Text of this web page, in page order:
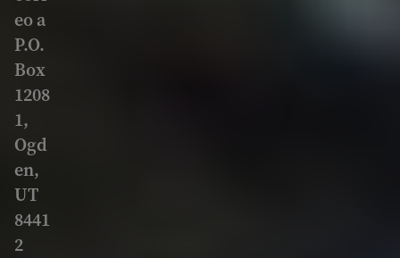
eo a
P.O.
Box
1208
1,
Ogd
en,
UT
8441
2